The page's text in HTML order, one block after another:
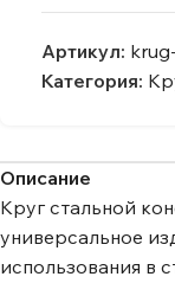
Артикул:
Категория:
Описание
Круг стальной
универсальное
использования в